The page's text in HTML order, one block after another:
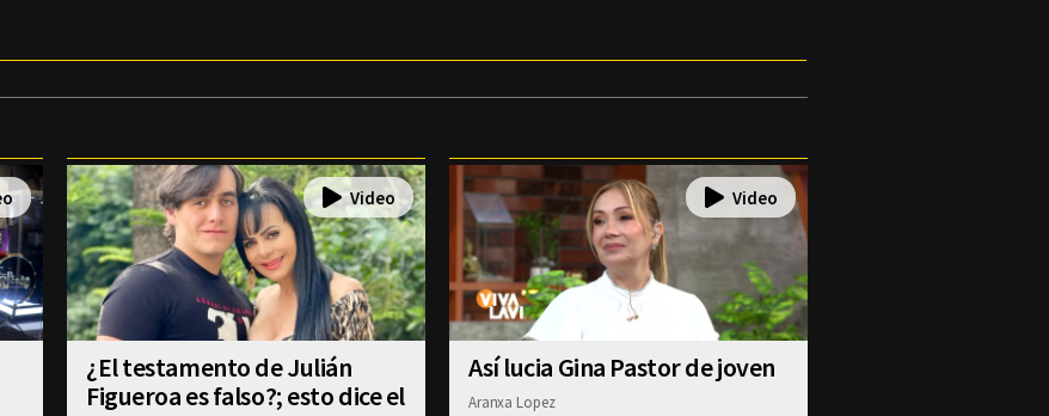
¿El testamento de Julián
Figueroa es falso?; esto dice el
Así lucia Gina Pastor de joven
Aranxa Lopez